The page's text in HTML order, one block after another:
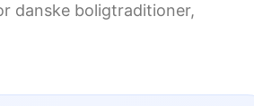
danske boligtraditioner,